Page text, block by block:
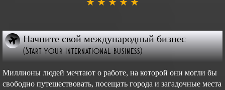
Начните свой международный бизнес
(Start your international business)
Миллионы людей мечтают о работе, на которой они могли бы
свободно путешествовать, посещать города и загадочные места